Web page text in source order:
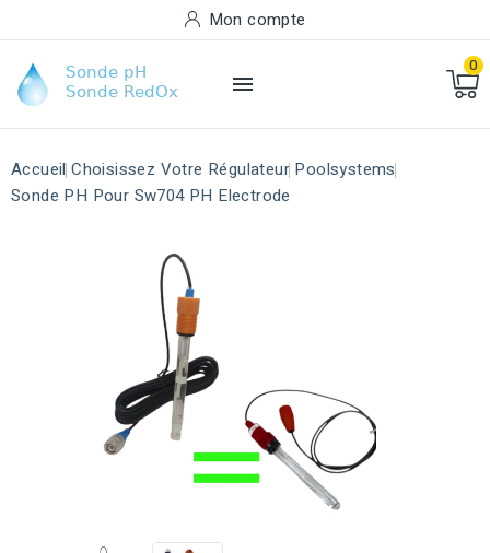
Mon compte

0
Accueil Choisissez Votre Régulateur Poolsystems
Sonde PH Pour Sw704 PH Electrode